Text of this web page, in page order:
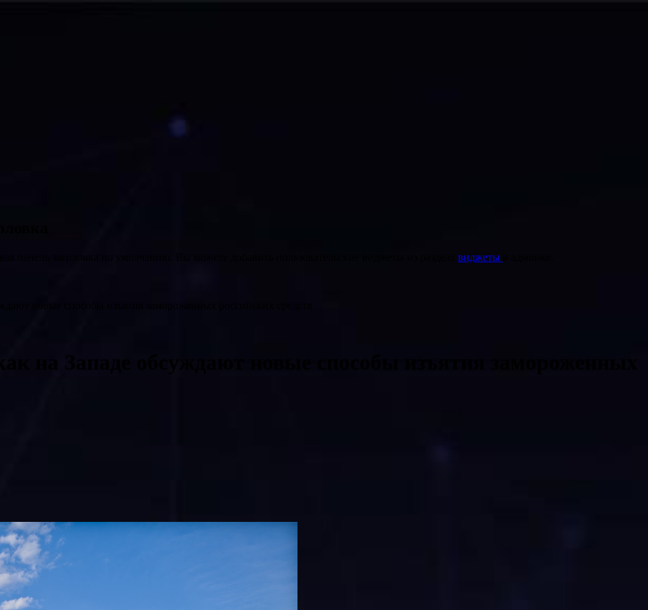
панель заголовка по умолчанию. Вы можете добавить пользовательские виджеты из раздела виджеты